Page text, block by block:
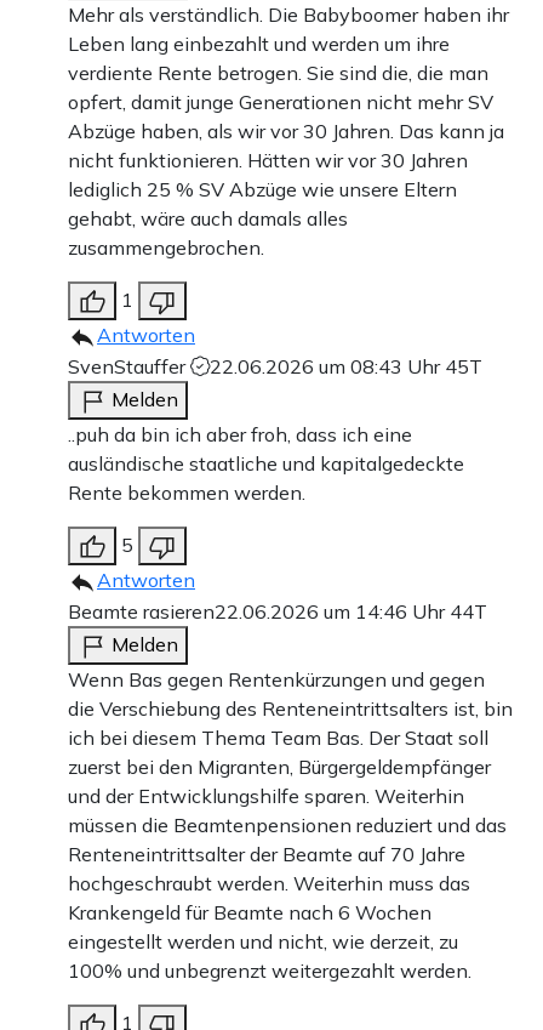
Mehr als verständlich. Die Babyboomer haben ihr
Leben lang einbezahlt und werden um ihre
verdiente Rente betrogen. Sie sind die, die man
opfert, damit junge Generationen nicht mehr SV
Abzüge haben, als wir vor 30 Jahren. Das kann ja
nicht funktionieren. Hätten wir vor 30 Jahren
lediglich 25 % SV Abzüge wie unsere Eltern
gehabt, wäre auch damals alles
zusammengebrochen.
1
Antworten
SvenStauffer
22.06.2026 um 08:43 Uhr 45T
Melden
..puh da bin ich aber froh, dass ich eine
ausländische staatliche und kapitalgedeckte
Rente bekommen werden.
5
Antworten
Beamte rasieren22.06.2026 um 14:46 Uhr 44T
Melden
Wenn Bas gegen Rentenkürzungen und gegen
die Verschiebung des Renteneintrittsalters ist, bin
ich bei diesem Thema Team Bas. Der Staat soll
zuerst bei den Migranten, Bürgergeldempfänger
und der Entwicklungshilfe sparen. Weiterhin
müssen die Beamtenpensionen reduziert und das
Renteneintrittsalter der Beamte auf 70 Jahre
hochgeschraubt werden. Weiterhin muss das
Krankengeld für Beamte nach 6 Wochen
eingestellt werden und nicht, wie derzeit, zu
100% und unbegrenzt weitergezahlt werden.
1